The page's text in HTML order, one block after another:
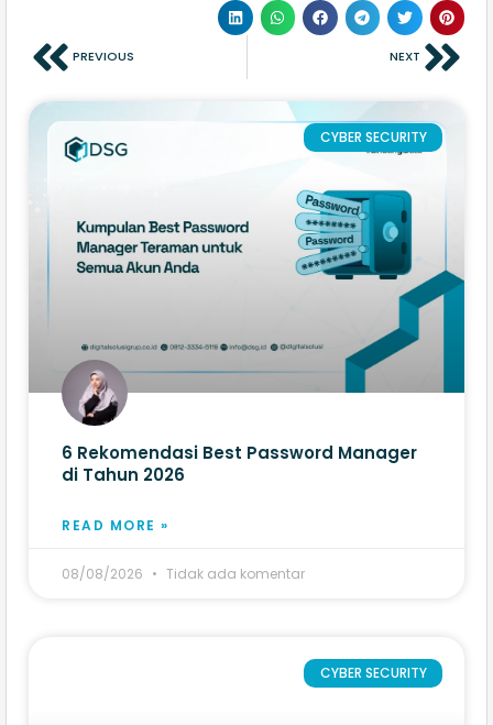
PREVIOUS NEXT
CYBER SECURITY
6 Rekomendasi Best Password Manager
di Tahun 2026
READ MORE »
08/08/2026 Tidak ada komentar
CYBER SECURITY